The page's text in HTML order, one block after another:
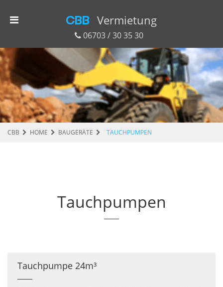
CBB Vermietung
06703 / 30 35 30
CBB HOME BAUGERÄTE TAUCHPUMPEN
Tauchpumpen
Tauchpumpe 24m³